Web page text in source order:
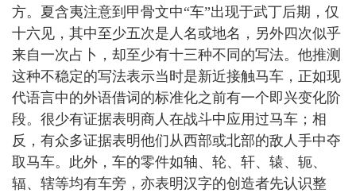
方。夏含夷注意到甲骨文中“车”出现于武丁后期，仅
十六见，其中至少五次是人名或地名，另外四次似乎
来自一次占卜，却至少有十三种不同的写法。他推测
这种不稳定的写法表示当时是新近接触马车，正如现
代语言中的外语借词的标准化之前有一个即兴变化阶
段。很少有证据表明商人在战斗中应用过马车；相
反，有众多证据表明他们从西部或北部的敌人手中夺
取马车。此外，车的零件如轴、轮、轩、辕、轭、
辐、辖等均有车旁，亦表明汉字的创造者先认识整